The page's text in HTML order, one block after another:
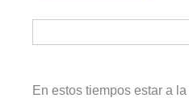
En estos tiempos estar a